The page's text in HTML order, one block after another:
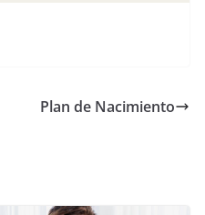
Plan de Nacimiento